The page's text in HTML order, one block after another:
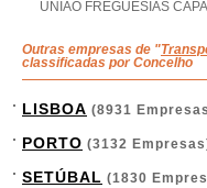
UNIAO FREGUESIAS
Outras empresas de "
classificadas por Concelho
LISBOA (8931
PORTO (3132
SETÚBAL (1830